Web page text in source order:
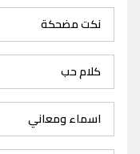
نكت مضحكة
كلام حب
اسماء ومعاني